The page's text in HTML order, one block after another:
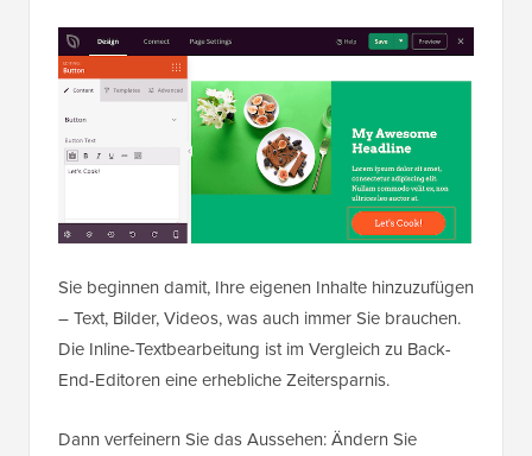
Sie beginnen damit, Ihre eigenen Inhalte hinzuzufügen
– Text, Bilder, Videos, was auch immer Sie brauchen.
Die Inline-Textbearbeitung ist im Vergleich zu Back-
End-Editoren eine erhebliche Zeitersparnis.
Dann verfeinern Sie das Aussehen: Ändern Sie